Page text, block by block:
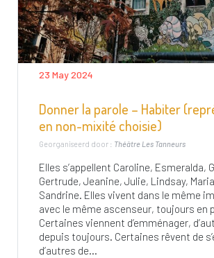
23 May 2024
Donner la parole – Habiter
en non-mixité choisie)
Georganiseerd door : Théâtre Les Tanneurs
Elles s’appellent Caroline, Esmeralda,
Gertrude, Jeanine, Julie, Lindsay,
Sandrine. Elles vivent dans le même
avec le même ascenseur, toujours en
Certaines viennent d’emménager,
depuis toujours. Certaines rêvent de
d’autres de...